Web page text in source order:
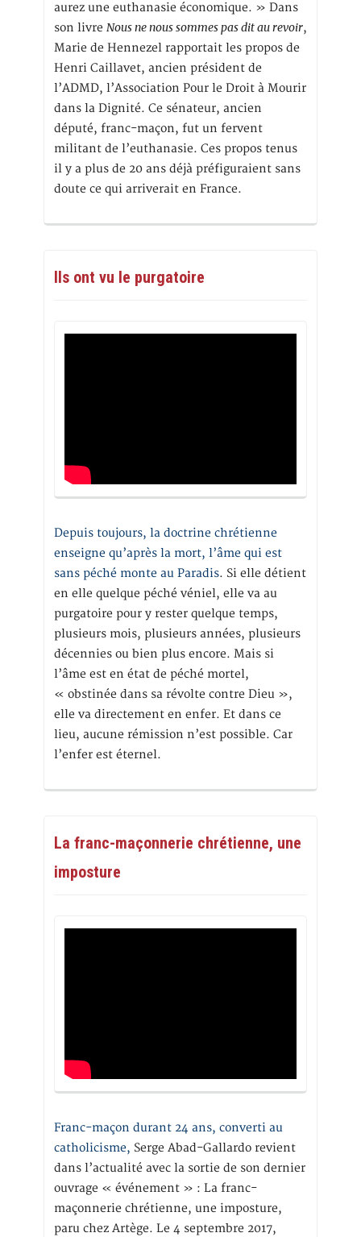
aurez une euthanasie économique. » Dans
son livre Nous ne nous sommes pas dit au revoir,
Marie de Hennezel rapportait les propos de
Henri Caillavet, ancien président de
l’ADMD, l’Association Pour le Droit à Mourir
dans la Dignité. Ce sénateur, ancien
député, franc-maçon, fut un fervent
militant de l’euthanasie. Ces propos tenus
il y a plus de 20 ans déjà préfiguraient sans
doute ce qui arriverait en France.
Ils ont vu le purgatoire
Depuis toujours, la doctrine chrétienne
enseigne qu’après la mort, l’âme qui est
sans péché monte au Paradis. Si elle détient
en elle quelque péché véniel, elle va au
purgatoire pour y rester quelque temps,
plusieurs mois, plusieurs années, plusieurs
décennies ou bien plus encore. Mais si
l’âme est en état de péché mortel,
« obstinée dans sa révolte contre Dieu »,
elle va directement en enfer. Et dans ce
lieu, aucune rémission n’est possible. Car
l’enfer est éternel.
La franc-maçonnerie chrétienne, une
imposture
Franc-maçon durant 24 ans, converti au
catholicisme, Serge Abad-Gallardo revient
dans l’actualité avec la sortie de son dernier
ouvrage « événement » : La franc-
maçonnerie chrétienne, une imposture,
paru chez Artège. Le 4 septembre 2017,